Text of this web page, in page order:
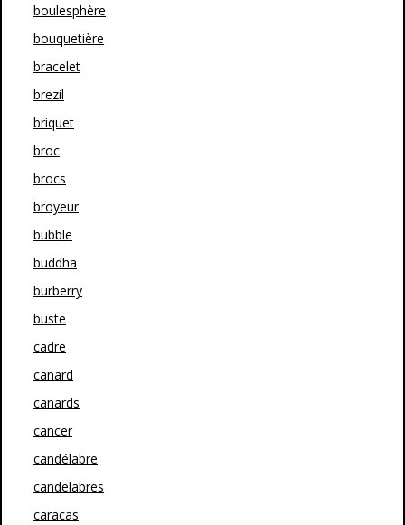
boulesphère
bouquetière
bracelet
brezil
briquet
broc
brocs
broyeur
bubble
buddha
burberry
buste
cadre
canard
canards
cancer
candélabre
candelabres
caracas